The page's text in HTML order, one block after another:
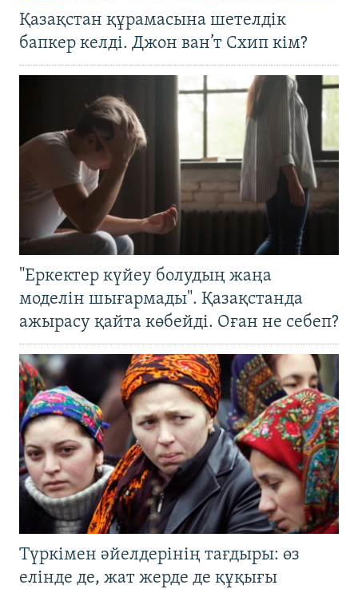
Қазақстан құрамасына шетелдік
бапкер келді. Джон ван’т Схип кім?
"Еркектер күйеу болудың жаңа
моделін шығармады". Қазақстанда
ажырасу қайта көбейді. Оған не себеп?
Түркімен әйелдерінің тағдыры: өз
елінде де, жат жерде де құқығы